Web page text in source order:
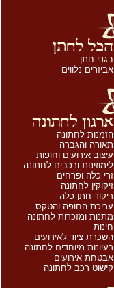
בגדי חתן
אביזרים נלווים
הזמנות לחתונה
תאורה והגברה
עיצוב אירועים וחופות
לימוזינות ורכבים לחתונה
זרי כלה ופרחים
זיקוקין לחתונה
ריקוד חתן כלה
עריכת החופה והטקס
מתנות ומזכרות לחתונה
חינות
השכרת ציוד לאירועים
רעיונות מיוחדים לחתונה
אבטחת אירועים
קישוט רכב לחתונה